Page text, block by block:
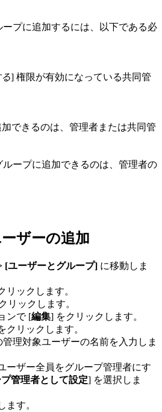
プに追加するには、以下である必
] 権限が有効になっている共同管
できるのは、管理者または共同管
ープに追加できるのは、管理者の
ザーの追加
[ユーザーとグループ] に移動しま
リックします。
リックします。
ンで [編集] をクリックします。
クリックします。
理対象ユーザーの名前を入力しま
ーザー全員をグループ管理者にす
管理者として設定] を選択しま
ます。